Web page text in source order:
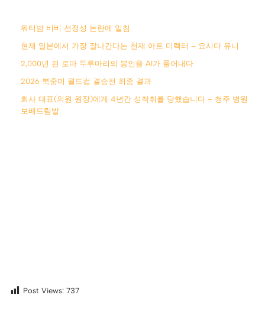
워터밤 비비 선정성 논란에 일침
현재 일본에서 가장 잘나간다는 천재 아트 디렉터 – 요시다 유니
2,000년 된 로마 두루마리의 봉인을 AI가 풀어내다
2026 북중미 월드컵 결승전 최종 결과
회사 대표(의원 원장)에게 4년간 성착취를 당했습니다 – 청주 병원
보배드림발
Post Views: 737